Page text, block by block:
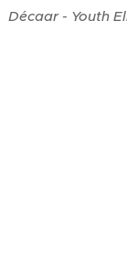
Décaar - Youth